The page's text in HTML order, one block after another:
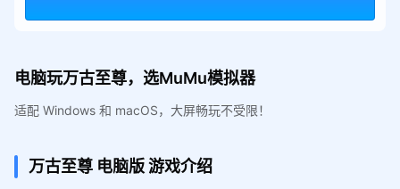
电脑玩万古至尊，选MuMu模拟器
适配 Windows 和 macOS，大屏畅玩不受限！
万古至尊 电脑版游戏介绍